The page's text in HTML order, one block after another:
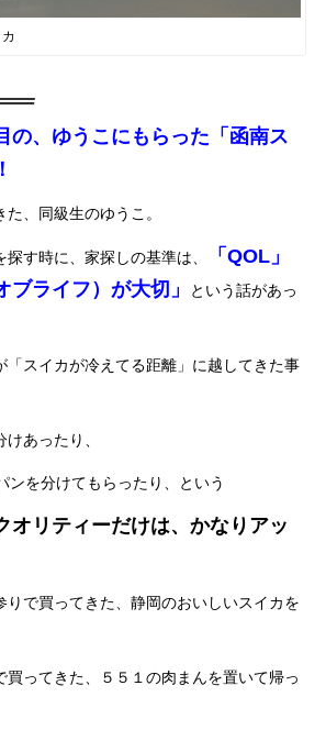
の、ゆうこにもらった「函南ス
、同級生のゆうこ。
す時に、家探しの基準は、
「QOL」
ブライフ）が大切」
という話があっ
「スイカが冷えてる距離」に越してきた事
あったり、
ンを分けてもらったり、という
オリティーだけは、かなりアッ
りで買ってきた、静岡のおいしいスイカを
買ってきた、５５１の肉まんを置いて帰っ